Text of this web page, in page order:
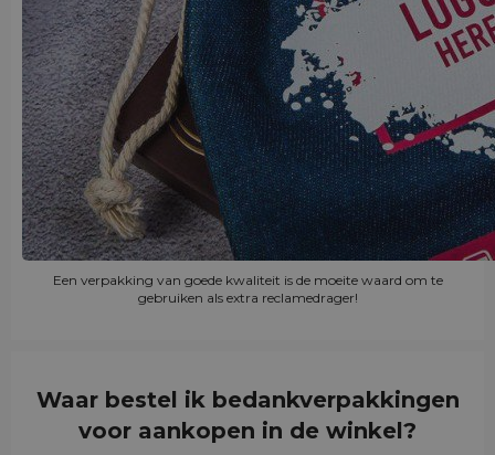
Een verpakking van goede kwaliteit is de moeite waard om te
gebruiken als extra reclamedrager!
Waar bestel ik bedankverpakkingen
voor aankopen in de winkel?